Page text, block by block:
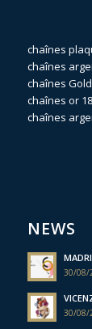
chaînes
chaînes
chaînes
chaînes or
chaînes
NEWS
30/08/
30/08/